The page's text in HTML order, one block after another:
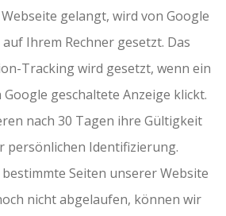
gelangt, wird von Google
Ihrem Rechner gesetzt. Das
Tracking wird gesetzt, wenn ein
geschaltete Anzeige klickt.
nach 30 Tagen ihre Gültigkeit
persönlichen Identifizierung.
Seiten unserer Website
nicht abgelaufen, können wir